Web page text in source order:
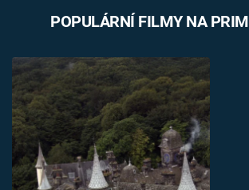
POPULÁRNÍ FILMY NA